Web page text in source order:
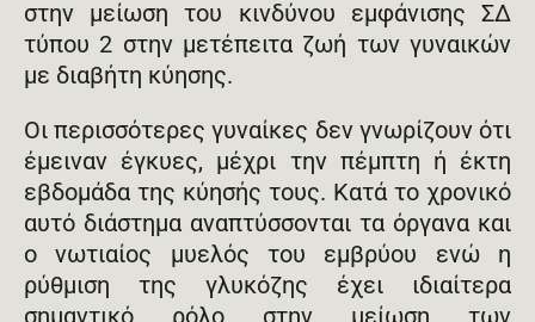
στην μείωση του κινδύνου εμφάνισης ΣΔ
τύπου 2 στην μετέπειτα ζωή των γυναικών
με διαβήτη κύησης.
Οι περισσότερες γυναίκες δεν γνωρίζουν ότι
έμειναν έγκυες, μέχρι την πέμπτη ή έκτη
εβδομάδα της κύησής τους. Κατά το χρονικό
αυτό διάστημα αναπτύσσονται τα όργανα και
ο νωτιαίος μυελός του εμβρύου ενώ η
ρύθμιση της γλυκόζης έχει ιδιαίτερα